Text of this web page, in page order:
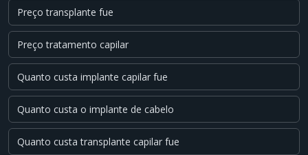
Preço transplante fue
Preço tratamento capilar
Quanto custa implante capilar fue
Quanto custa o implante de cabelo
Quanto custa transplante capilar fue